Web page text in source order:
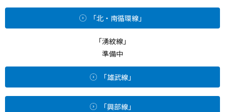
「北・南循環線」
「湧紋線」
準備中
「雄武線」
「興部線」